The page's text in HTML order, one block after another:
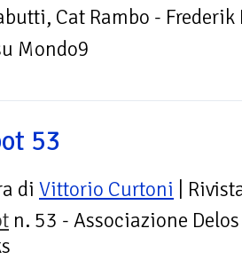
Cat Rambo -
Mondo9
53
di Vittorio Curtoni |
n. 53 - Associazione Delos